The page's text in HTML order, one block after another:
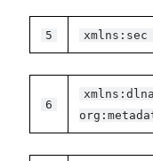
5 xmlns:sec
6
xmlns:dlna